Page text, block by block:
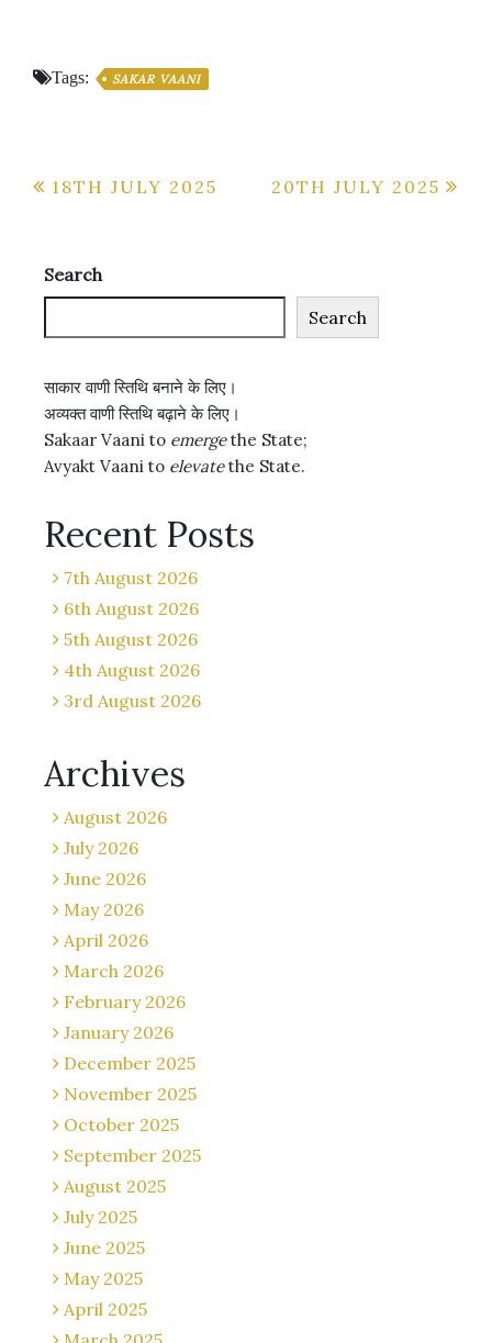
Tags: SAKAR VAANI
Post
18TH JULY 2025 20TH JULY 2025
Search
Search
साकार वाणी स्तिथि बनाने के लिए।
अव्यक्त वाणी स्तिथि बढ़ाने के लिए।
Sakaar Vaani to emergethe State;
Avyakt Vaani to elevatethe State.
Recent Posts
7th August 2026
6th August 2026
5th August 2026
4th August 2026
3rd August 2026
Archives
August 2026
July 2026
June 2026
May 2026
April 2026
March 2026
February 2026
January 2026
December 2025
November 2025
October 2025
September 2025
August 2025
July 2025
June 2025
May 2025
April 2025